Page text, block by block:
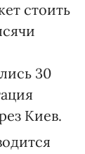
стоить
30
Киев.